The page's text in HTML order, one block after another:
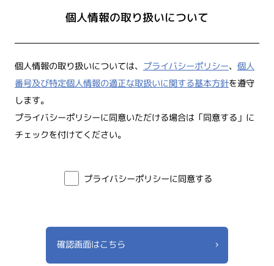
個人情報の取り扱いについて
個人情報の取り扱いについては、 プライバシーポリシー、 個人
番号及び特定個人情報の適正な取扱いに関する基本方針を遵守
します。
プライバシーポリシーに同意いただける場合は「同意する」に
チェックを付けてください。
プライバシーポリシーに同意する